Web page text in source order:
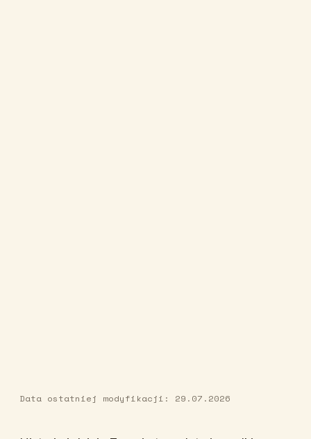
Data ostatniej modyfikacji: 29.07.2026